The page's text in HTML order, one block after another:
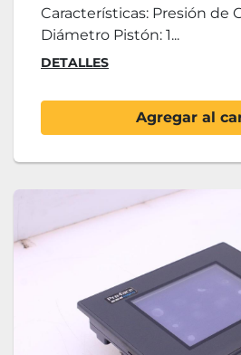
Características: Presión de
Diámetro Pistón: 1...
DETALLES
Agregar al